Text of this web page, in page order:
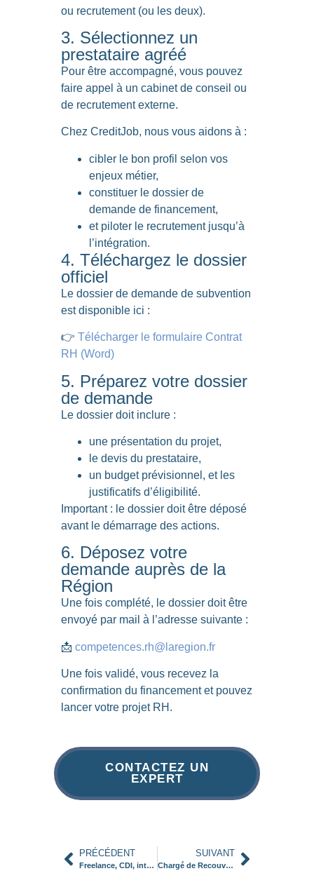
ou recrutement(ou les deux).
3. Sélectionnez un
prestataire agréé
Pour être accompagné, vous pouvez
faire appel à un cabinet de conseil ou
de recrutement externe.
Chez CreditJob, nous vous aidons à :
cibler le bon profil selon vos
enjeux métier,
constituer le dossier de
demande de financement,
et piloter le recrutement jusqu’à
l’intégration.
4. Téléchargez le dossier
officiel
Le dossier de demande de subvention
est disponible ici :
👉Télécharger le formulaire Contrat
RH (Word)
5. Préparez votre dossier
de demande
Le dossier doit inclure :
une présentation du projet,
le devis du prestataire,
un budget prévisionnel, et les
justificatifs d’éligibilité.
Important: le dossier doit être déposé
avant le démarrage des actions.
6. Déposez votre
demande auprès de la
Région
Une fois complété, le dossier doit être
envoyé par mail à l’adresse suivante :
📩competences.rh@laregion.fr
Une fois validé, vous recevez la
confirmation du financement et pouvez
lancer votre projet RH.
CONTACTEZ UN
EXPERT
PRÉCÉDENT
Freelance, CDI, intérim : quelles formes d’emploi pour les métiers du crédit et du recouvrement ?
SUIVANT
Chargé de Recouvrement : le guide complet (missions, salaire & offres d’emploi)